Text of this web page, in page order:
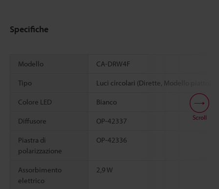
Specifiche
Modello CA-DRW4F
Tipo Luci circolari (Dirette, Modello piatto)
Colore LED Bianco
Diffusore OP-42337
Piastra di
polarizzazione
OP-42336
Assorbimento
elettrico
2,9 W
Scroll